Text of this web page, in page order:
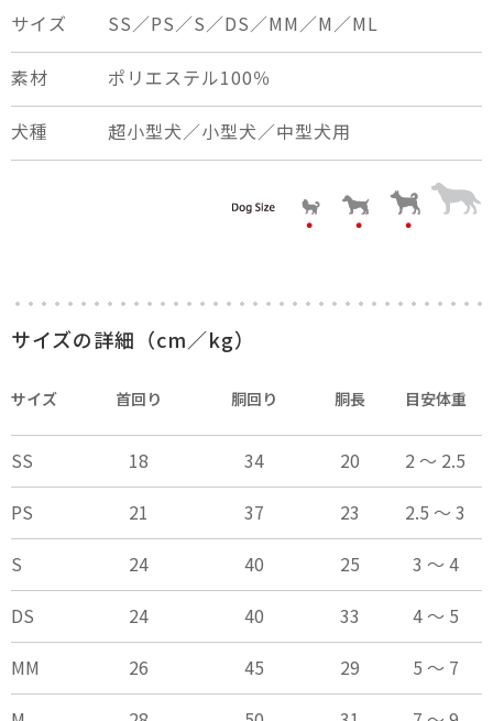
サイズの詳細（cm／kg）
サイズ 首回り 胴回り 胴長 目安体重
SS 18 34 20
2 ～ 2.5
PS
21 37 23
2.5 ～ 3
S
24 40 25
3 ～ 4
DS
24 40 33
4 ～ 5
MM
26 45 29
5 ～ 7
サイズ SS／PS／S／DS／MM／M／ML
素材 ポリエステル100％
犬種 超小型犬／小型犬／中型犬用